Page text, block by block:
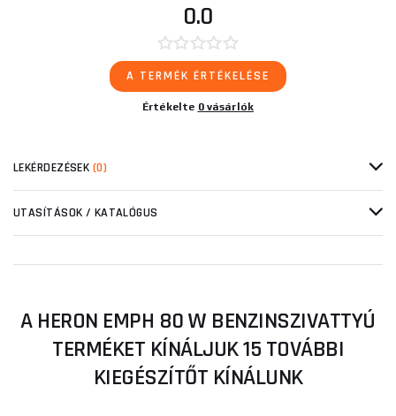
0.0
A TERMÉK ÉRTÉKELÉSE
Értékelte 0 vásárlók
LEKÉRDEZÉSEK (0)
UTASÍTÁSOK / KATALÓGUS
A HERON EMPH 80 W BENZINSZIVATTYÚ
TERMÉKET KÍNÁLJUK 15 TOVÁBBI
KIEGÉSZÍTŐT KÍNÁLUNK